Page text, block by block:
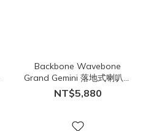
Backbone Wavebone
Grand Gemini 落地式喇叭架
(一對)
NT$5,880